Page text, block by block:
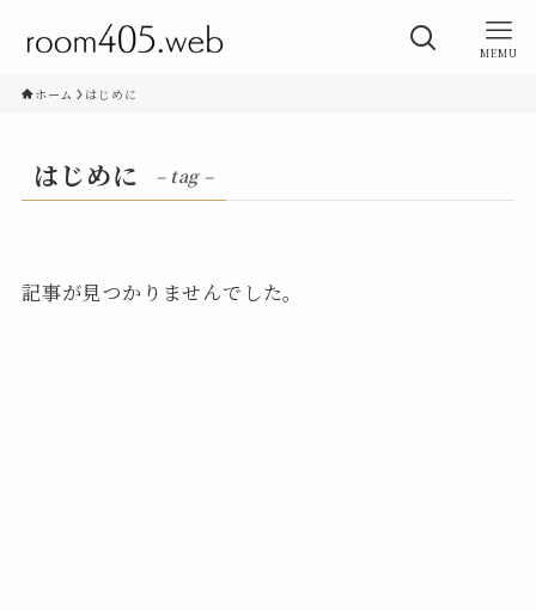
MEMU
ホーム はじめに
はじめに – tag –
記事が見つかりませんでした。